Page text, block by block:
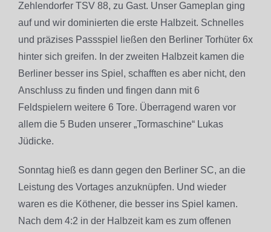
Zehlendorfer TSV 88, zu Gast. Unser Gameplan ging
auf und wir dominierten die erste Halbzeit. Schnelles
und präzises Passspiel ließen den Berliner Torhüter 6x
hinter sich greifen. In der zweiten Halbzeit kamen die
Berliner besser ins Spiel, schafften es aber nicht, den
Anschluss zu finden und fingen dann mit 6
Feldspielern weitere 6 Tore. Überragend waren vor
allem die 5 Buden unserer „Tormaschine“ Lukas
Jüdicke.
Sonntag hieß es dann gegen den Berliner SC, an die
Leistung des Vortages anzuknüpfen. Und wieder
waren es die Köthener, die besser ins Spiel kamen.
Nach dem 4:2 in der Halbzeit kam es zum offenen